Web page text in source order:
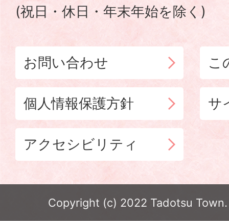
(祝日・休日・年末年始を除く)
お問い合わせ こ
個人情報保護方針 サ
アクセシビリティ
Copyright (c) 2022 Tadotsu